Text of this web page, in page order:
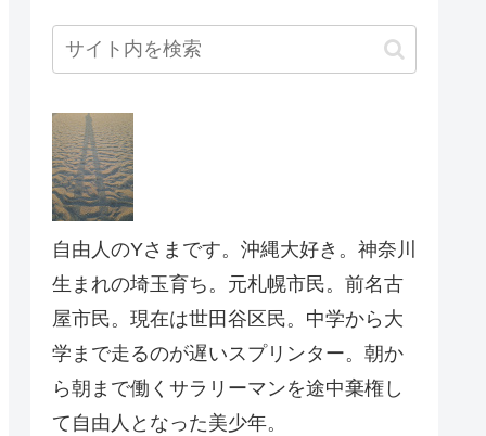
自由人のYさまです。沖縄大好き。神奈川
生まれの埼玉育ち。元札幌市民。前名古
屋市民。現在は世田谷区民。中学から大
学まで走るのが遅いスプリンター。朝か
ら朝まで働くサラリーマンを途中棄権し
て自由人となった美少年。